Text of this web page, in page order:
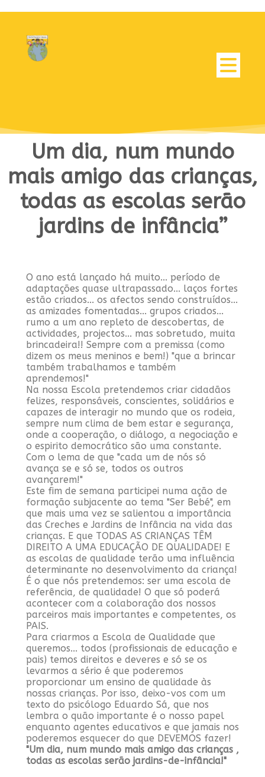
Um dia, num mundo
mais amigo das crianças,
todas as escolas serão
jardins de infância”
O ano está lançado há muito... período de
adaptações quase ultrapassado... laços fortes
estão criados... os afectos sendo construídos...
as amizades fomentadas... grupos criados...
rumo a um ano repleto de descobertas, de
actividades, projectos... mas sobretudo, muita
brincadeira!! Sempre com a premissa (como
dizem os meus meninos e bem!) "que a brincar
também trabalhamos e também
aprendemos!"
Na nossa Escola pretendemos criar cidadãos
felizes, responsáveis, conscientes, solidários e
capazes de interagir no mundo que os rodeia,
sempre num clima de bem estar e segurança,
onde a cooperação, o diálogo, a negociação e
o espirito democrático são uma constante.
Com o lema de que "cada um de nós só
avança se e só se, todos os outros
avançarem!"
Este fim de semana participei numa ação de
formação subjacente ao tema "Ser Bebé", em
que mais uma vez se salientou a importância
das Creches e Jardins de Infância na vida das
crianças. E que TODAS AS CRIANÇAS TÊM
DIREITO A UMA EDUCAÇÃO DE QUALIDADE! E
as escolas de qualidade terão uma influência
determinante no desenvolvimento da criança!
É o que nós pretendemos: ser uma escola de
referência, de qualidade! O que só poderá
acontecer com a colaboração dos nossos
parceiros mais importantes e competentes, os
PAIS.
Para criarmos a Escola de Qualidade que
queremos... todos (profissionais de educação e
pais) temos direitos e deveres e só se os
levarmos a sério é que poderemos
proporcionar um ensino de qualidade às
nossas crianças. Por isso, deixo-vos com um
texto do psicólogo Eduardo Sá, que nos
lembra o quão importante é o nosso papel
enquanto agentes educativos e que jamais nos
poderemos esquecer do que DEVEMOS fazer!
"Um dia, num mundo mais amigo das crianças ,
todas as escolas serão jardins-de-infância!"